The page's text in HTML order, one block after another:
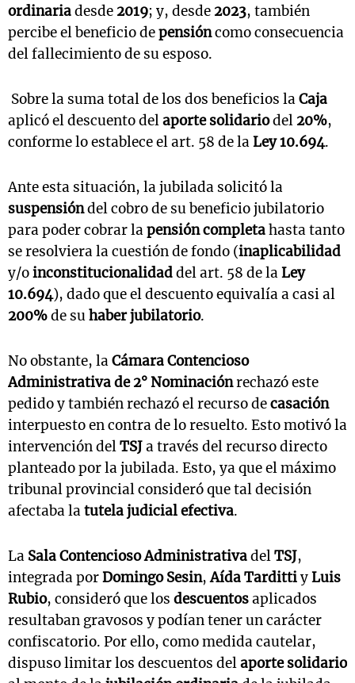
ordinariadesde 2019; y, desde 2023, también
percibe el beneficio depensióncomo consecuencia
del fallecimiento de su esposo.
Sobre la suma total de los dos beneficios laCaja
aplicó el descuento delaporte solidariodel 20%,
conforme lo establece el art. 58 de laLey 10.694.
Ante esta situación, la jubilada solicitó la
suspensióndel cobro de su beneficio jubilatorio
para poder cobrar lapensión completahasta tanto
se resolviera la cuestión de fondo (inaplicabilidad
y/oinconstitucionalidaddel art. 58 de laLey
10.694), dado que el descuento equivalía a casi al
200%de suhaber jubilatorio.
No obstante, laCámara Contencioso
Administrativa de 2° Nominaciónrechazó este
pedido y también rechazó el recurso decasación
interpuesto en contra de lo resuelto. Esto motivó la
intervención delTSJa través del recurso directo
planteado por la jubilada. Esto, ya que el máximo
tribunal provincial consideró que tal decisión
afectaba latutela judicial efectiva.
La Sala Contencioso AdministrativadelTSJ,
integrada porDomingo Sesin,Aída TardittiyLuis
Rubio, consideró que los descuentosaplicados
resultaban gravosos y podían tener un carácter
confiscatorio. Por ello, como medida cautelar,
dispuso limitar los descuentos delaporte solidario